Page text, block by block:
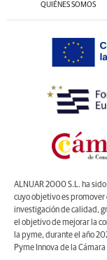
QUIÉNES SOMOS
ALNUAR 2000 S.L. ha
cuyo objetivo es promover
investigación de calidad,
el objetivo de mejorar la
la pyme, durante el año
Pyme Innova de la